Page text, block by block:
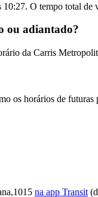
O tempo total
ou adiantado?
da Carris
os horários de
na app Transit